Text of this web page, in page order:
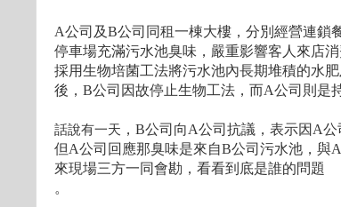
A公司及B公司同租一棟大樓 ，分別經營連鎖
停車場充滿污水池臭味 ，嚴重影響客人來店
採用生物培菌工法將污水池內長期堆積的水
後 ，B公司因故停止生物工法 ，而A公司則是
話說有一天 ， B公司向A公司抗議 ，表示因A公
但A公司回應那臭味是來自B公司污水池 ，與
來現場三方一同會勘 ，看看到底是誰的問題
。